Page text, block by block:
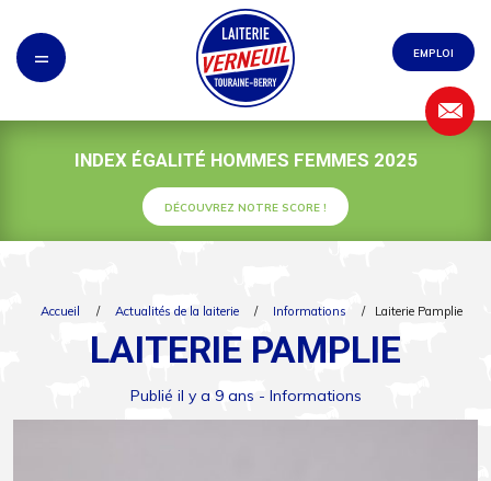
= EMPLOI
INDEX ÉGALITÉ HOMMES FEMMES 2025
DÉCOUVREZ NOTRE SCORE !
Accueil / Actualités de la laiterie / Informations / Laiterie Pamplie
LAITERIE PAMPLIE
Publié il y a 9 ans - Informations
Panneau de gestion des cookies